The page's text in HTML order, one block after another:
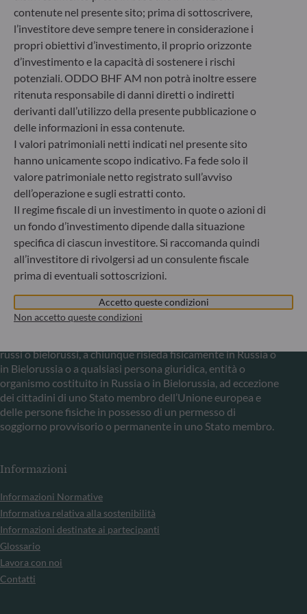
Società di gestione del risparmio autorizzata dal
Bundesanstalt für Finanzdienstleistungsaufsicht (“BaFin”)
Registro delle imprese : HRB 11971 Tribunale distrettuale
di Düsseldorf
ODDO BHF Asset Management LUX
6, rue Gabriel Lippmann
L-5365 Munsbach
Lussemburgo
+352 45 76 76 245
Società di gestione patrimoniale approvata dalla
Commission de Surveillance du Secteur Financier (CSSF) –
Registro commerciale: B 29891
Comunicazione sulle sanzioni dell'UE contro la Russia
Nel quadro delle sanzioni adottate dall’Unione europea per
reagire alla crisi ucraina, Le comunichiamo che,
considerando le disposizioni dei regolamenti UE
n°833/2014 e UE n°398/2022, la sottoscrizione di quote di
russi o bielorussi, a chiunque risieda fisicamente in Russia o
in Bielorussia o a qualsiasi persona giuridica, entità o
organismo costituito in Russia o in Bielorussia, ad eccezione
dei cittadini di uno Stato membro dell’Unione europea e
delle persone fisiche in possesso di un permesso di
soggiorno provvisorio o permanente in uno Stato membro.
Informazioni
Informazioni Normative
Informativa relativa alla sostenibilità
Informazioni destinate ai partecipanti
Glossario
Lavora con noi
Contatti
contenute nel presente sito; prima di sottoscrivere,
l’investitore deve sempre tenere in considerazione i
propri obiettivi d’investimento, il proprio orizzonte
d’investimento e la capacità di sostenere i rischi
potenziali. ODDO BHF AM non potrà inoltre essere
ritenuta responsabile di danni diretti o indiretti
derivanti dall’utilizzo della presente pubblicazione o
delle informazioni in essa contenute.
I valori patrimoniali netti indicati nel presente sito
hanno unicamente scopo indicativo. Fa fede solo il
valore patrimoniale netto registrato sull’avviso
dell’operazione e sugli estratti conto.
Il regime fiscale di un investimento in quote o azioni di
un fondo d’investimento dipende dalla situazione
specifica di ciascun investitore. Si raccomanda quindi
all’investitore di rivolgersi ad un consulente fiscale
prima di eventuali sottoscrizioni.
Accetto queste condizioni
Non accetto queste condizioni